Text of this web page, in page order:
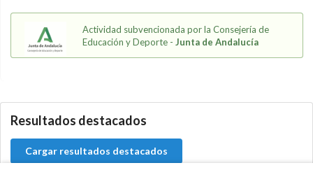
Actividad subvencionada por la Consejería de
Educación y Deporte - Junta de Andalucía
Resultados destacados
Cargar resultados destacados